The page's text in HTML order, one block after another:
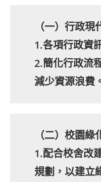
（一）行政現
1.各項行政資
2.簡化行政流
減少資源浪費
（二）校園綠
1.配合校舍改
規劃，以建立